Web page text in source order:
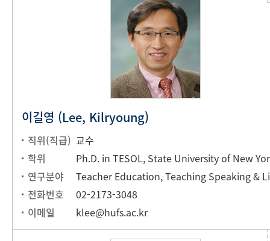
이길영 (Lee, Kilryoung)
직위(직급) 교수
학위
연구분야
전화번호
02-2173-3048
이메일
klee@hufs.ac.kr